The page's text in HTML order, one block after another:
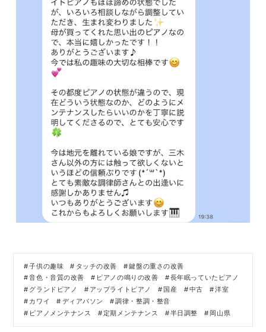
子供の趣味 タッチの改善
鍵盤の重さの改善
音色・音質の改善
ピアノの鳴りの改善
長年眠っていたピアノ
グランドピアノ
アップライトピアノ 国産 中古
洋室
カワイ
ディアパソン
調律・整調・整音
ピアノメンテナンス
定期メンテナンス 半日調整 岡山県